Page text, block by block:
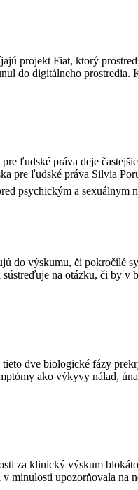
projekt Fiat, ktorý
do digitálneho prostredia.
ľudské práva deje
pre ľudské práva Silvia
psychickým a sexuálnym
do výskumu, či pokročilé
na otázku, či by
dve biologické fázy
ako výkyvy nálad,
za klinický výskum
minulosti upozorňovala na